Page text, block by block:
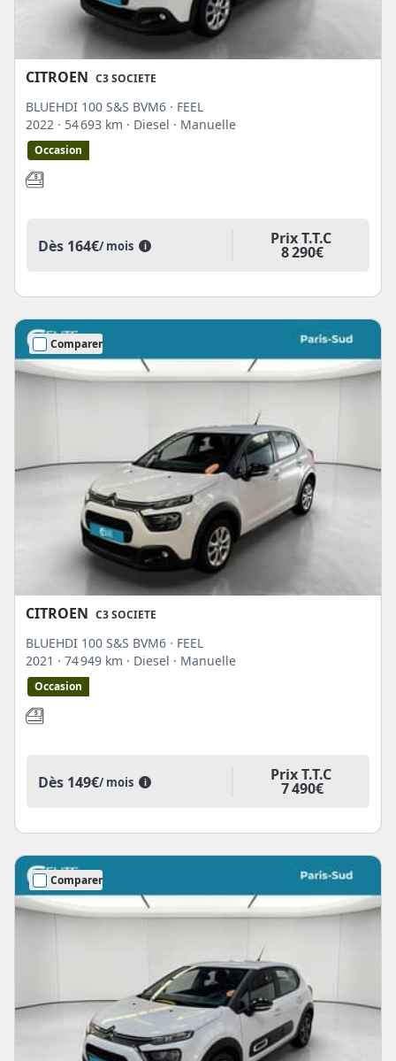
CITROEN C3 SOCIETE
BLUEHDI 100 S&S BVM6 · FEEL
2022 · 54 693 km · Diesel · Manuelle
Occasion
Dès 164€/ mois i Prix T.T.C
8 290€
Comparer
CITROEN C3 SOCIETE
BLUEHDI 100 S&S BVM6 · FEEL
2021 · 74 949 km · Diesel · Manuelle
Occasion
Dès 149€/ mois i Prix T.T.C
7 490€
Comparer